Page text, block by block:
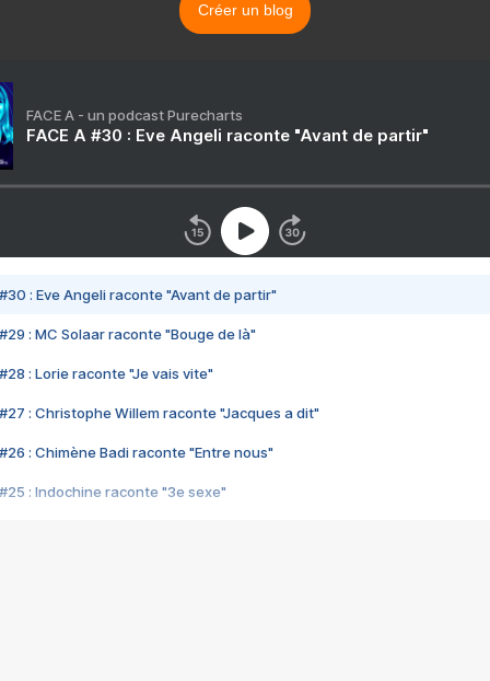
Créer un blog
FACE A - un podcast Purecharts
FACE A #30 : Eve Angeli raconte "Avant de partir"
#30 : Eve Angeli raconte "Avant de partir"
#29 : MC Solaar raconte "Bouge de là"
#28 : Lorie raconte "Je vais vite"
#27 : Christophe Willem raconte "Jacques a dit"
#26 : Chimène Badi raconte "Entre nous"
#25 : Indochine raconte "3e sexe"